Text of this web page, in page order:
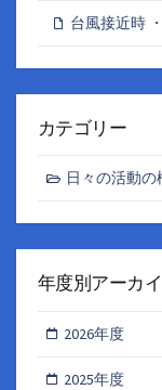
台風接近時
カテゴリー
日々の活動の
年度別アーカ
2026年度
2025年度